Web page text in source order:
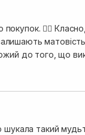
❤️‍🔥
до того, що
Sangria
шукала такий